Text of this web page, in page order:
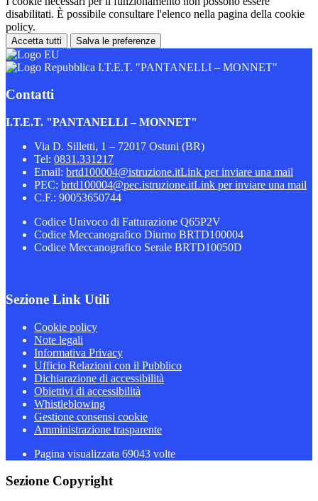
disabilitati. È possibile consultare l'elenco nella pagina della cookie
policy.
Accetta tutti Salva le preferenze
I.T.E.T. "PANTANELLI – MONNET"
Contatti
I.T.E.T. "PANTANELLI – MONNET"
Via D. Silletti, 1 – 72017 Ostuni (BR)
Tel: 0831.331217
Email: brtd100004@istruzione.itLink per inviare una mail
PEC: brtd100004@pec.istruzione.itLink per inviare una mail
C.F.: 90053650744
Codice Univoco di Fatturazione Q65P2V
Codice Meccanografico Diurno BRTD100004
Codice Meccanografico Serale BRTD10050D
Sezione Link Utili
Cookie policy
Note legali
Informativa Privacy
Ufficio Relazioni con il Pubblico
Dichiarazione di accessibilità
Obiettivi di accessibilità
Whistleblowing
Gestione consensi cookie
Amministrazione trasparente
Pagina visualizzata 69043 volte
Sezione Copyright